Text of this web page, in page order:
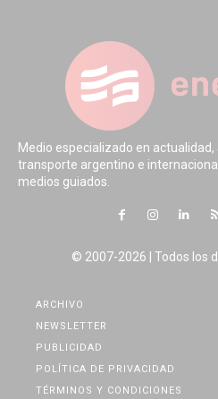
Medio especializado en actualidad,
transporte argentino e
medios guiados.
© 2007-2026 | Todos los
ARCHIVO
NEWSLETTER
PUBLICIDAD
POLÍTICA DE PRIVACIDAD
TÉRMINOS Y CONDICIONES